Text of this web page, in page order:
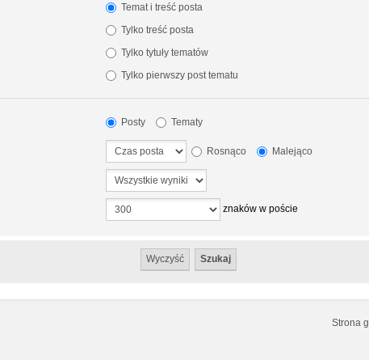
Temat i treść posta
Tylko treść posta
Tylko tytuły tematów
Tylko pierwszy post tematu
Posty Tematy
Rosnąco Malejąco
znaków w poście
Strona